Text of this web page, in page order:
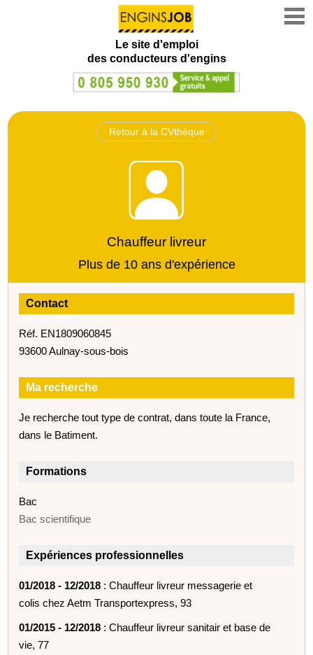
Le site d'emploi
des conducteurs d'engins
Retour à la CVthèque
Chauffeur livreur
Plus de 10 ans d'expérience
Contact
Réf. EN1809060845
93600 Aulnay-sous-bois
Ma recherche
Je recherche tout type de contrat, dans toute la France,
dans le Batiment.
Formations
Bac
Bac scientifique
Expériences professionnelles
01/2018 - 12/2018 : Chauffeur livreur messagerie et
colis chez Aetm Transportexpress, 93
01/2015 - 12/2018 : Chauffeur livreur sanitair et base de
vie, 77